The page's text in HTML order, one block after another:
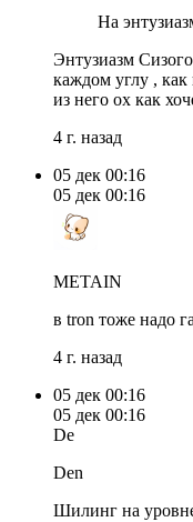
На
Энтузиазм
каждом углу ,
из него ох как
4 г. назад
05 дек 00:16
05 дек 00:16
METAIN
в tron тоже надо
4 г. назад
05 дек 00:16
05 дек 00:16
De
Den
Шилинг на